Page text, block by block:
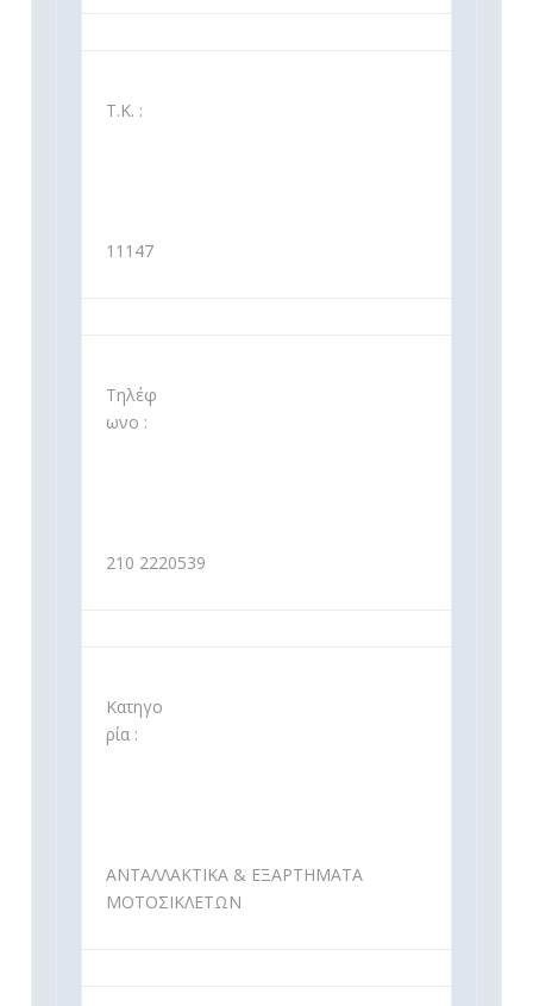
Τ.Κ. :
11147
Τηλέφ
ωνο :
210 2220539
Κατηγο
ρία :
ΑΝΤΑΛΛΑΚΤΙΚΑ & ΕΞΑΡΤΗΜΑΤΑ
ΜΟΤΟΣΙΚΛΕΤΩΝ